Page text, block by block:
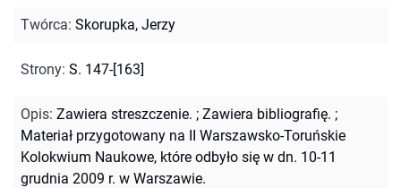
Twórca: Skorupka, Jerzy
Strony: S. 147-[163]
Opis: Zawiera streszczenie. ; Zawiera bibliografię. ;
Materiał przygotowany na II Warszawsko-Toruńskie
Kolokwium Naukowe, które odbyło się w dn. 10-11
grudnia 2009 r. w Warszawie.